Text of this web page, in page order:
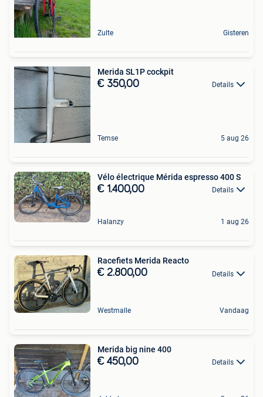
Zulte Gisteren
Merida SL1P cockpit
€ 350,00 Details
Temse 5 aug 26
Vélo électrique Mérida espresso 400 S
€ 1.400,00 Details
Halanzy 1 aug 26
Racefiets Merida Reacto
€ 2.800,00 Details
Westmalle Vandaag
Merida big nine 400
€ 450,00 Details